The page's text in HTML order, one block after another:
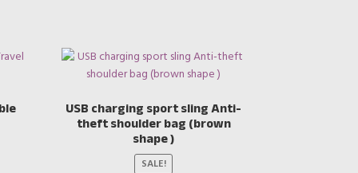
USB charging sport sling Anti-
theft shoulder bag (brown
shape )
SALE!